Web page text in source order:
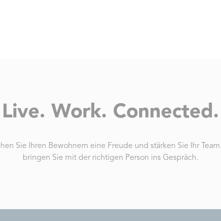
Live. Work. Connected.
Sie Ihren Bewohnern eine Freude und stärken Sie Ihr
bringen Sie mit der richtigen Person ins Gespräch.